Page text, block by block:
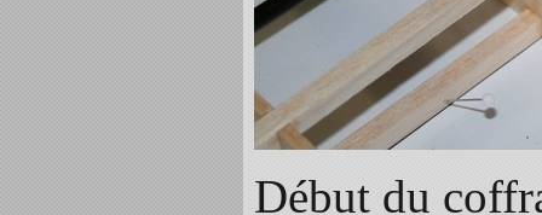
Début du